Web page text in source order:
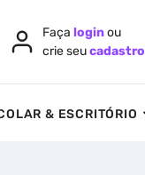
Faça loginou
crie seucadastro
& ESCRITÓRIO